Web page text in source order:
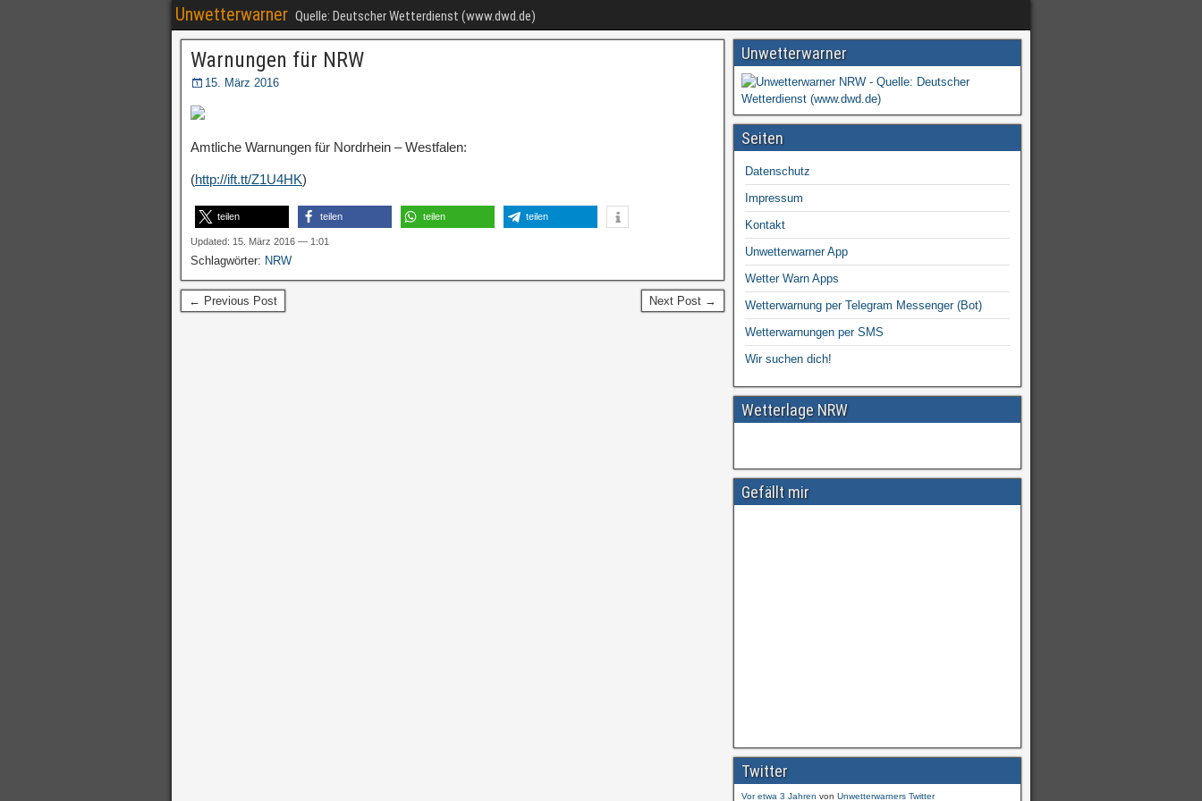
Unwetterwarner Quelle: Deutscher Wetterdienst (www.dwd.de)
Warnungen für NRW
15. März 2016
Amtliche Warnungen für Nordrhein – Westfalen:
(http://ift.tt/Z1U4HK)
teilen teilen teilen teilen
Updated: 15. März 2016 — 1:01
Schlagwörter: NRW
← Previous Post Next Post →
Unwetterwarner
Seiten
Datenschutz
Impressum
Kontakt
Unwetterwarner App
Wetter Warn Apps
Wetterwarnung per Telegram Messenger (Bot)
Wetterwarnungen per SMS
Wir suchen dich!
Wetterlage NRW
Gefällt mir
Twitter
ift.tt/wdhtnmI pic.twitter.com/cmFX…
Vor etwa 3 Jahren